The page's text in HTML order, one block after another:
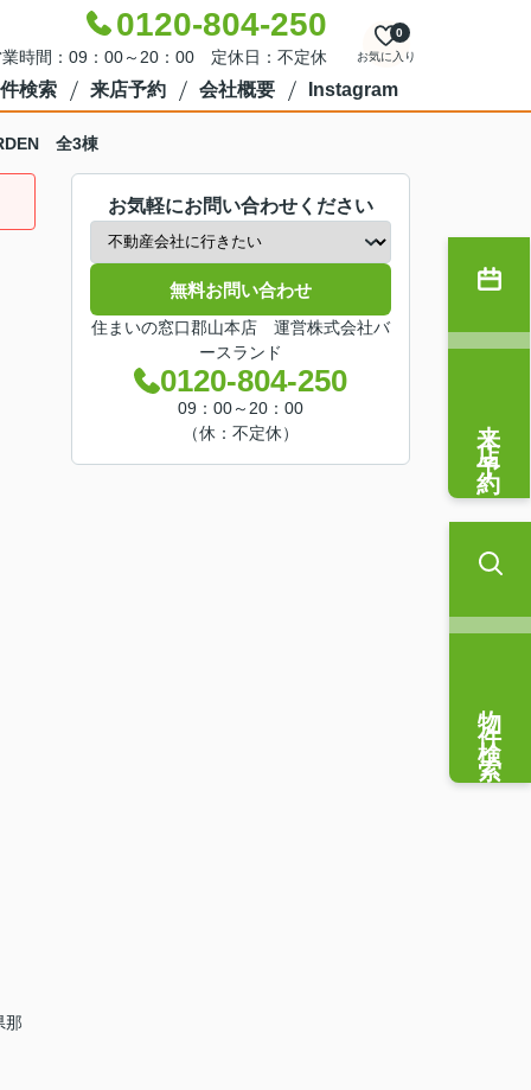
0120-804-250
時間：09：00～20：00 定休日：不定休 お気に入り
0
検索 来店予約 会社概要 Instagram
全3棟
那
お気軽にお問い合わせください
無料お問い合わせ
住まいの窓口郡山本店 運営株式会社バ
ースランド
0120-804-250
09：00～20：00
（休：不定休）
来店予約
物件検索